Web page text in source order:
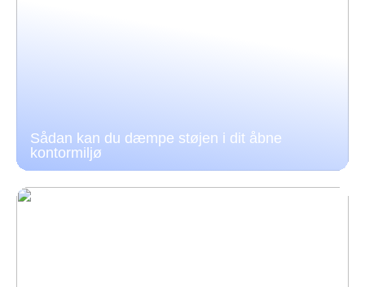
Sådan kan du dæmpe støjen i dit åbne
kontormiljø